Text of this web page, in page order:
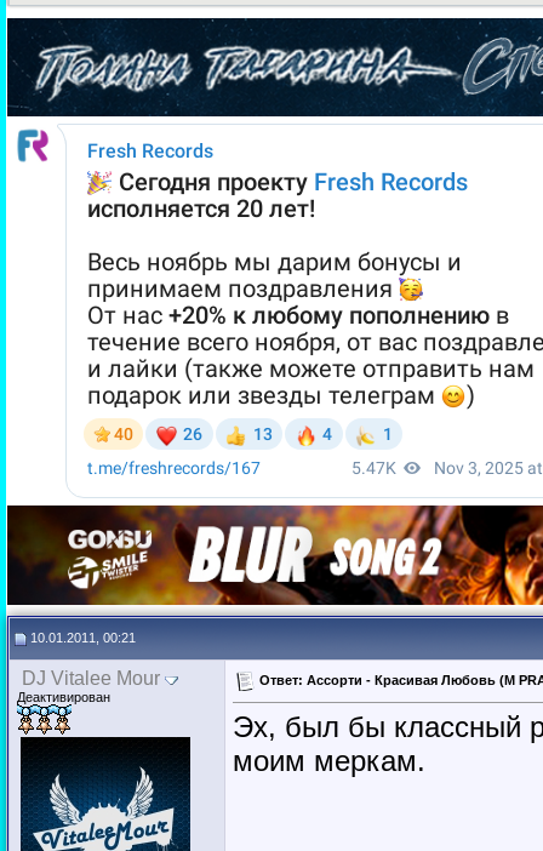
10.01.2011, 00:21
DJ Vitalee Mour
Деактивирован
Ответ: Ассорти - Красивая Любовь (M
Эх, был бы классный
моим меркам.